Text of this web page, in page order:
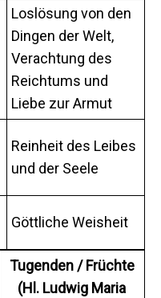
Loslösung von den
Dingen der Welt,
Verachtung des
Reichtums und
Liebe zur Armut
Reinheit des Leibes
und der Seele
Göttliche Weisheit
Tugenden / Früchte
(Hl. Ludwig Maria